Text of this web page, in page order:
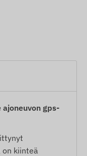
ajoneuvon gps-
on kiinteä